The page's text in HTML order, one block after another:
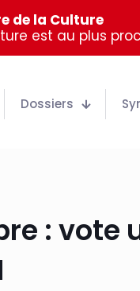
de la Culture
est au plus
Dossiers
: